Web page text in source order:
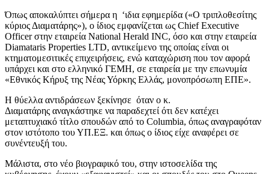
Όπως αποκαλύπτει σήμερα η ‘ιδια εφημερίδα («Ο τριπλοθεσίτης
κύριος Διαματάρης»), ο ίδιος εμφανίζεται ως Chief Executive
Officer στην εταιρεία National Herald INC, όσο και στην εταιρεία
Diamataris Properties LTD, αντικείμενο της οποίας είναι οι
κτηματομεσιτικές επιχειρήσεις, ενώ καταχώριση που τον αφορά
υπάρχει και στο ελληνικό ΓΕΜΗ, σε εταιρεία με την επωνυμία
«Εθνικός Κήρυξ της Νέας Υόρκης Ελλάς, μονοπρόσωπη ΕΠΕ».
Η θύελλα αντιδράσεων ξεκίνησε όταν ο κ.
Διαματάρης αναγκάστηκε να παραδεχτεί ότι δεν κατέχει
μεταπτυχιακό τίτλο σπουδών από το Columbia, όπως αναγραφόταν
στον ιστότοπο του ΥΠ.ΕΞ. και όπως ο ίδιος είχε αναφέρει σε
συνέντευξή του.
Μάλιστα, στο νέο βιογραφικό του, στην ιστοσελίδα της